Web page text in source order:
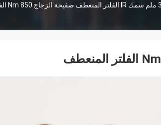
3 ملم سمك IR الفلتر المنعطف صفيحة الزجاج 850 Nm الفلتر المنعطف